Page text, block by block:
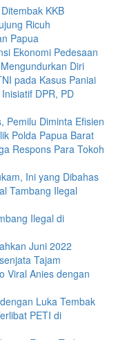
KKB
Ricuh
Papua
Ekonomi Pedesaan
Diri
pada Kasus Paniai
DPR, PD
Pemilu Diminta Efisien
Polda Papua Barat
Respons Para Tokoh
Ini yang Dibahas
Tambang Ilegal
Ilegal di
Juni 2022
Tajam
Viral Anies dengan
Luka Tembak
PETI di